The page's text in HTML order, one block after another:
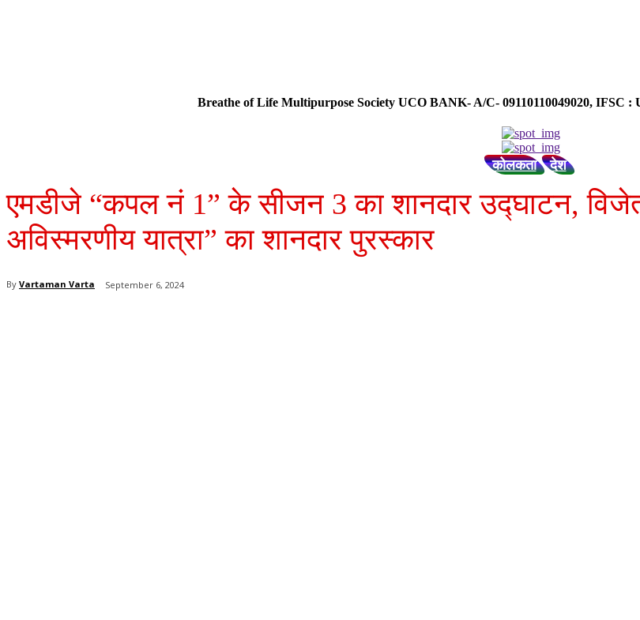
Breathe of Life Multipurpose Society UCO BANK- A/C- 09110110049020, IFSC :
कोलकता देश
एमडीजे “कपल नं 1” के सीजन 3 का शानदार उद्घाटन,
अविस्मरणीय यात्रा” का शानदार पुरस्कार
By Vartaman Varta September 6, 2024